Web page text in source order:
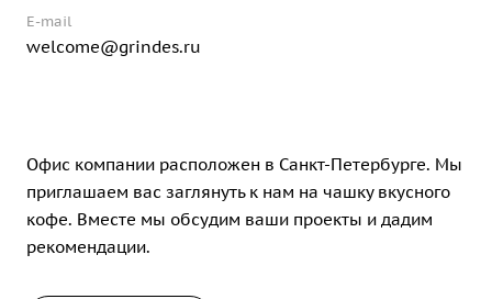
E-mail
welcome@grindes.ru
Офис компании расположен в Санкт-Петербурге. Мы
приглашаем вас заглянуть к нам на чашку вкусного
кофе. Вместе мы обсудим ваши проекты и дадим
рекомендации.